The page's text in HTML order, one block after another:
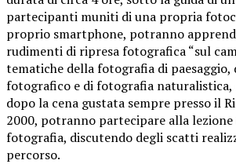
partecipanti muniti di una propria
proprio smartphone, potranno
rudimenti di ripresa fotografica “sul
tematiche della fotografia di
fotografico e di fotografia naturalistica,
dopo la cena gustata sempre presso il
2000, potranno partecipare alla
fotografia, discutendo degli scatti
percorso.